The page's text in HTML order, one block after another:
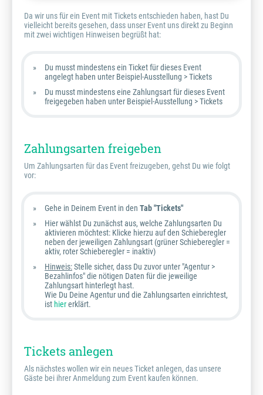
Da wir uns für ein Event mit Tickets entschieden haben, hast Du
vielleicht bereits gesehen, dass unser Event uns direkt zu Beginn
mit zwei wichtigen Hinweisen begrüßt hat:
Du musst mindestens ein Ticket für dieses Event
angelegt haben unter Beispiel-Ausstellung > Tickets
Du musst mindestens eine Zahlungsart für dieses Event
freigegeben haben unter Beispiel-Ausstellung > Tickets
Zahlungsarten freigeben
Um Zahlungsarten für das Event freizugeben, gehst Du wie folgt
vor:
Gehe in Deinem Event in den Tab "Tickets"
Hier wählst Du zunächst aus, welche Zahlungsarten Du
aktivieren möchtest: Klicke hierzu auf den Schieberegler
neben der jeweiligen Zahlungsart (grüner Schieberegler =
aktiv, roter Schieberegler = inaktiv)
Hinweis:Stelle sicher, dass Du zuvor unter "Agentur >
Bezahlinfos" die nötigen Daten für die jeweilige
Zahlungsart hinterlegt hast.
Wie Du Deine Agentur und die Zahlungsarten einrichtest,
ist hiererklärt.
Tickets anlegen
Als nächstes wollen wir ein neues Ticket anlegen, das unsere
Gäste bei ihrer Anmeldung zum Event kaufen können.